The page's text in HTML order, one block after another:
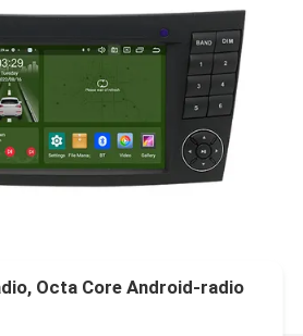
Octa Core Android-radio